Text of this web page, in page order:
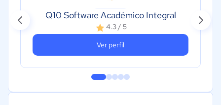
Q10 Software Académico Integral
4.3 / 5
Ver perfil